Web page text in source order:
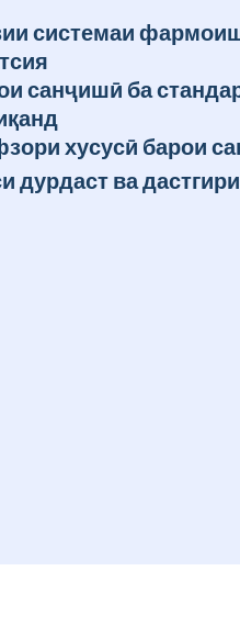
системаи
санҷишӣ ба
хусусӣ барои
дурдаст ва